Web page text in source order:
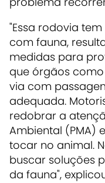
"Essa rodovia
com fauna,
medidas para
que órgãos como
via com
adequada.
redobrar a
Ambiental (PMA)
tocar no animal.
buscar soluções
da fauna",